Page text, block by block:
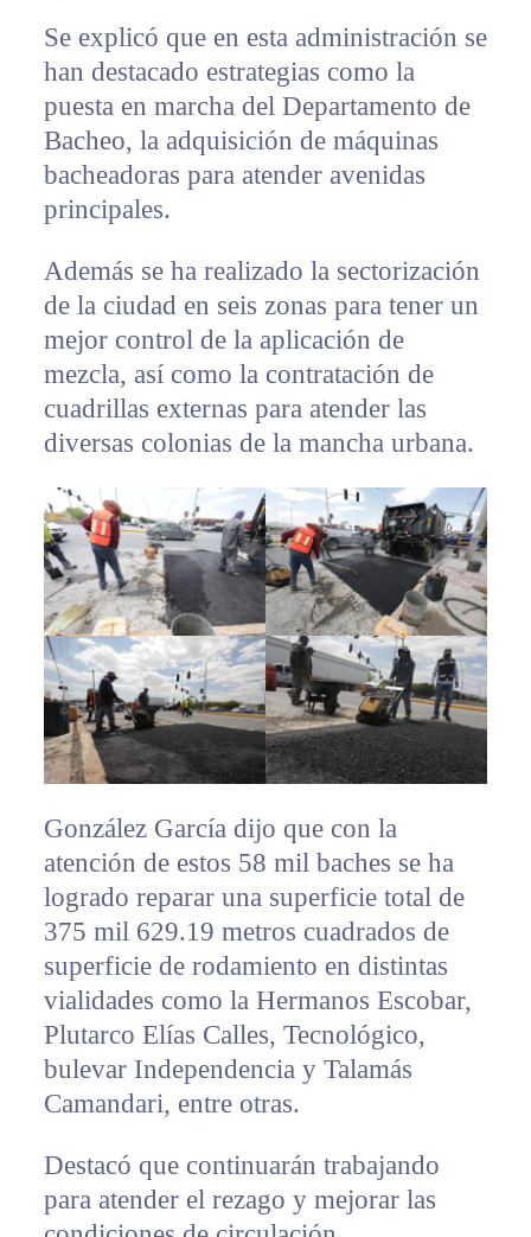
Se explicó que en esta administración se
han destacado estrategias como la
puesta en marcha del Departamento de
Bacheo, la adquisición de máquinas
bacheadoras para atender avenidas
principales.
Además se ha realizado la sectorización
de la ciudad en seis zonas para tener un
mejor control de la aplicación de
mezcla, así como la contratación de
cuadrillas externas para atender las
diversas colonias de la mancha urbana.
González García dijo que con la
atención de estos 58 mil baches se ha
logrado reparar una superficie total de
375 mil 629.19 metros cuadrados de
superficie de rodamiento en distintas
vialidades como la Hermanos Escobar,
Plutarco Elías Calles, Tecnológico,
bulevar Independencia y Talamás
Camandari, entre otras.
Destacó que continuarán trabajando
para atender el rezago y mejorar las